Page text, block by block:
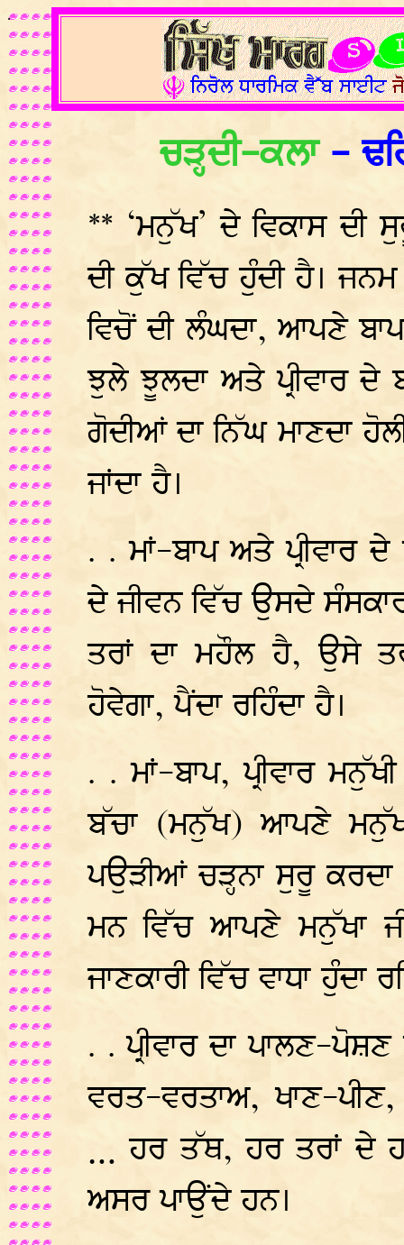
.
ਚੜ੍ਹਦੀ-ਕਲਾ-
** ‘ਮਨੁੱਖ’ ਦੇ ਵਿਕਾਸ ਦੀ
ਦੀ ਕੁੱਖ ਵਿੱਚ ਹੁੰਦੀ ਹੈ।
ਵਿਚੋਂ ਦੀ ਲੰਘਦਾ, ਆਪਣੇ
ਝੁਲੇ ਝੂਲਦਾ ਅਤੇ ਪ੍ਰੀਵਾਰ ਦੇ
ਗੋਦੀਆਂ ਦਾ ਨਿੱਘ ਮਾਣਦਾ
ਜਾਂਦਾ ਹੈ।
. . ਮਾਂ-ਬਾਪ ਅਤੇ ਪ੍ਰੀਵਾਰ
ਦੇ ਜੀਵਨ ਵਿੱਚ ਉਸਦੇ
ਤਰਾਂ ਦਾ ਮਹੌਲ ਹੈ, ਉਸੇ
ਹੋਵੇਗਾ, ਪੈਂਦਾ ਰਹਿੰਦਾ ਹੈ।
. . ਮਾਂ-ਬਾਪ, ਪ੍ਰੀਵਾਰ
ਬੱਚਾ (ਮਨੁੱਖ) ਆਪਣੇ
ਪਉੜੀਆਂ ਚੜ੍ਹਨਾ ਸੁਰੂ
ਮਨ ਵਿੱਚ ਆਪਣੇ ਮਨੁੱਖਾ
ਜਾਣਕਾਰੀ ਵਿੱਚ ਵਾਧਾ ਹੁੰਦਾ
. . ਪ੍ਰੀਵਾਰ ਦਾ ਪਾਲਣ-
ਵਰਤ-ਵਰਤਾਅ, ਖਾਣ-
… ਹਰ ਤੱਥ, ਹਰ ਤਰਾਂ ਦੇ
ਅਸਰ ਪਾਉਂਦੇ ਹਨ।